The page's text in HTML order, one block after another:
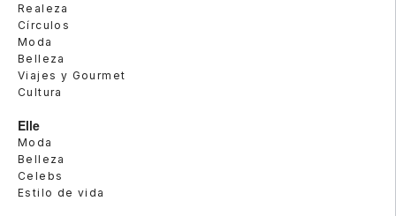
Realeza
Círculos
Moda
Belleza
Viajes y Gourmet
Cultura
Elle
Moda
Belleza
Celebs
Estilo de vida